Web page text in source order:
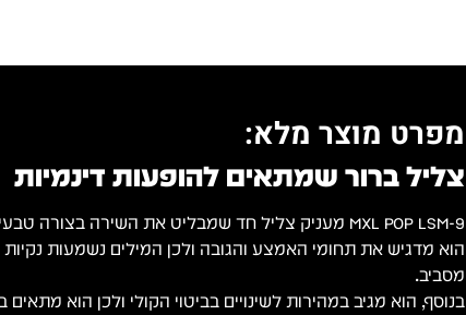
מפרט מוצר מלא:
צליל ברור שמתאים להופעות דינמיות
MXL POP LSM-9 מעניק צליל חד שמבליט את השירה בצורה טבעית.
הוא מדגיש את תחומי האמצע והגובה ולכן המילים נשמעות
מסביב.
בנוסף, הוא מגיב במהירות לשינויים בביטוי הקולי ולכן הוא